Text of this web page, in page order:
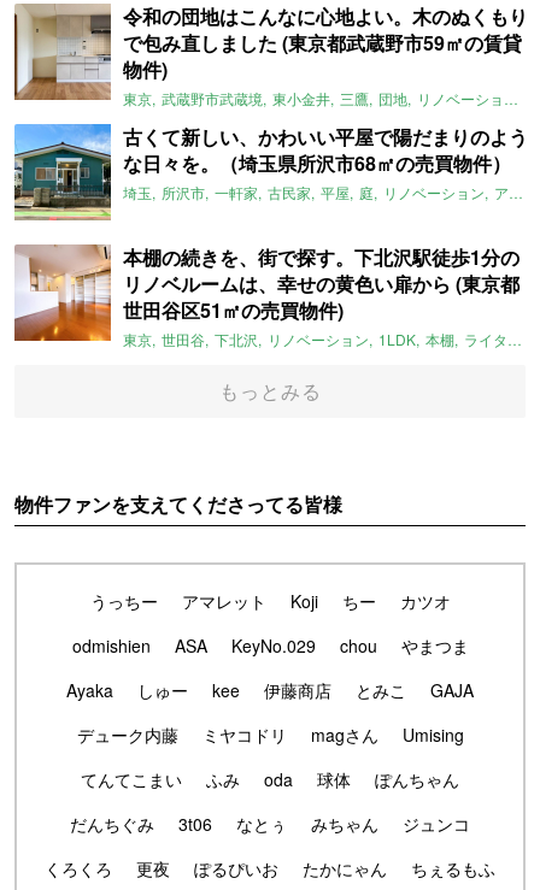
令和の団地はこんなに心地よい。木のぬくもり
で包み直しました (東京都武蔵野市59㎡の賃貸
物件)
東京 武蔵野市武蔵境 東小金井 三鷹 団地 リノベーション
古くて新しい、かわいい平屋で陽だまりのよう
な日々を。（埼玉県所沢市68㎡の売買物件）
埼玉 所沢市 一軒家 古民家 平屋 庭 リノベーション アメリカンハウス
本棚の続きを、街で探す。下北沢駅徒歩1分の
リノベルームは、幸せの黄色い扉から (東京都
世田谷区51㎡の売買物件)
東京 世田谷 下北沢 リノベーション 1LDK 本棚 ライター：ほしりょうこ
もっとみる
物件ファンを支えてくださってる皆様
うっちー アマレット Koji ちー
カツオ
odmishien
ASA KeyNo.029 chou
やまつま
Ayaka
しゅー kee 伊藤商店 とみこ
GAJA
デューク内藤
ミヤコドリ magさん
Umising
てんてこまい
ふみ oda 球体
ぽんちゃん
だんちぐみ
3t06 なとぅ みちゃん
ジュンコ
くろくろ
更夜 ぽるぴいお たかにゃん
ちぇるもふ